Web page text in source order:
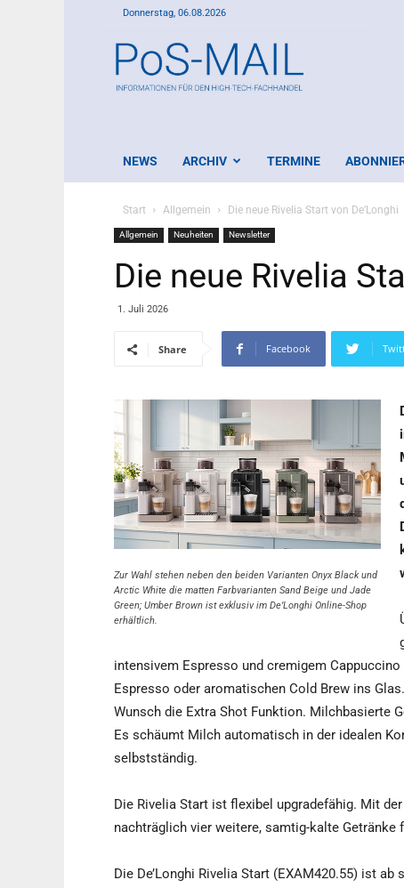
Donnerstag, 06.08.2026
Mail
NEWS ARCHIV TERMINE
Start Allgemein Die neue Rivelia Start von De’Longhi
Allgemein Neuheiten Newsletter
Die neue Rivelia
1. Juli 2026
Share Facebook
Zur Wahl stehen neben den beiden Varianten Onyx Black und
Arctic White die matten Farbvarianten Sand Beige und Jade
Green; Umber Brown ist exklusiv im De’Longhi Online-Shop
erhältlich.
intensivem Espresso und cremigem
Espresso oder aromatischen Cold Brew ins
Wunsch die Extra Shot Funktion. Milchbasierte
Es schäumt Milch automatisch in der idealen
selbstständig.
Die Rivelia Start ist flexibel upgradefähig. Mit
nachträglich vier weitere, samtig-kalte Getränke
Die De’Longhi Rivelia Start (EXAM420.55) ist